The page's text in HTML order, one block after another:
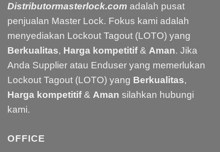
Distributormasterlock.com adalah pusat
penjualan Master Lock. Fokus kami adalah
menyediakan Lockout Tagout (LOTO) yang
Berkualitas, Harga kompetitif& Aman. Jika
Anda Supplier atau Enduser yang memerlukan
Lockout Tagout (LOTO) yang Berkualitas,
Harga kompetitif& Aman silahkan hubungi
kami.
OFFICE